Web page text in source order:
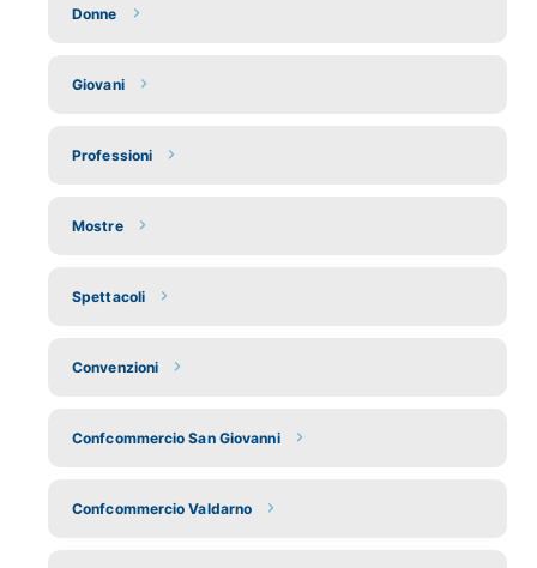
Donne
Giovani
Professioni
Mostre
Spettacoli
Convenzioni
Confcommercio San Giovanni
Confcommercio Valdarno